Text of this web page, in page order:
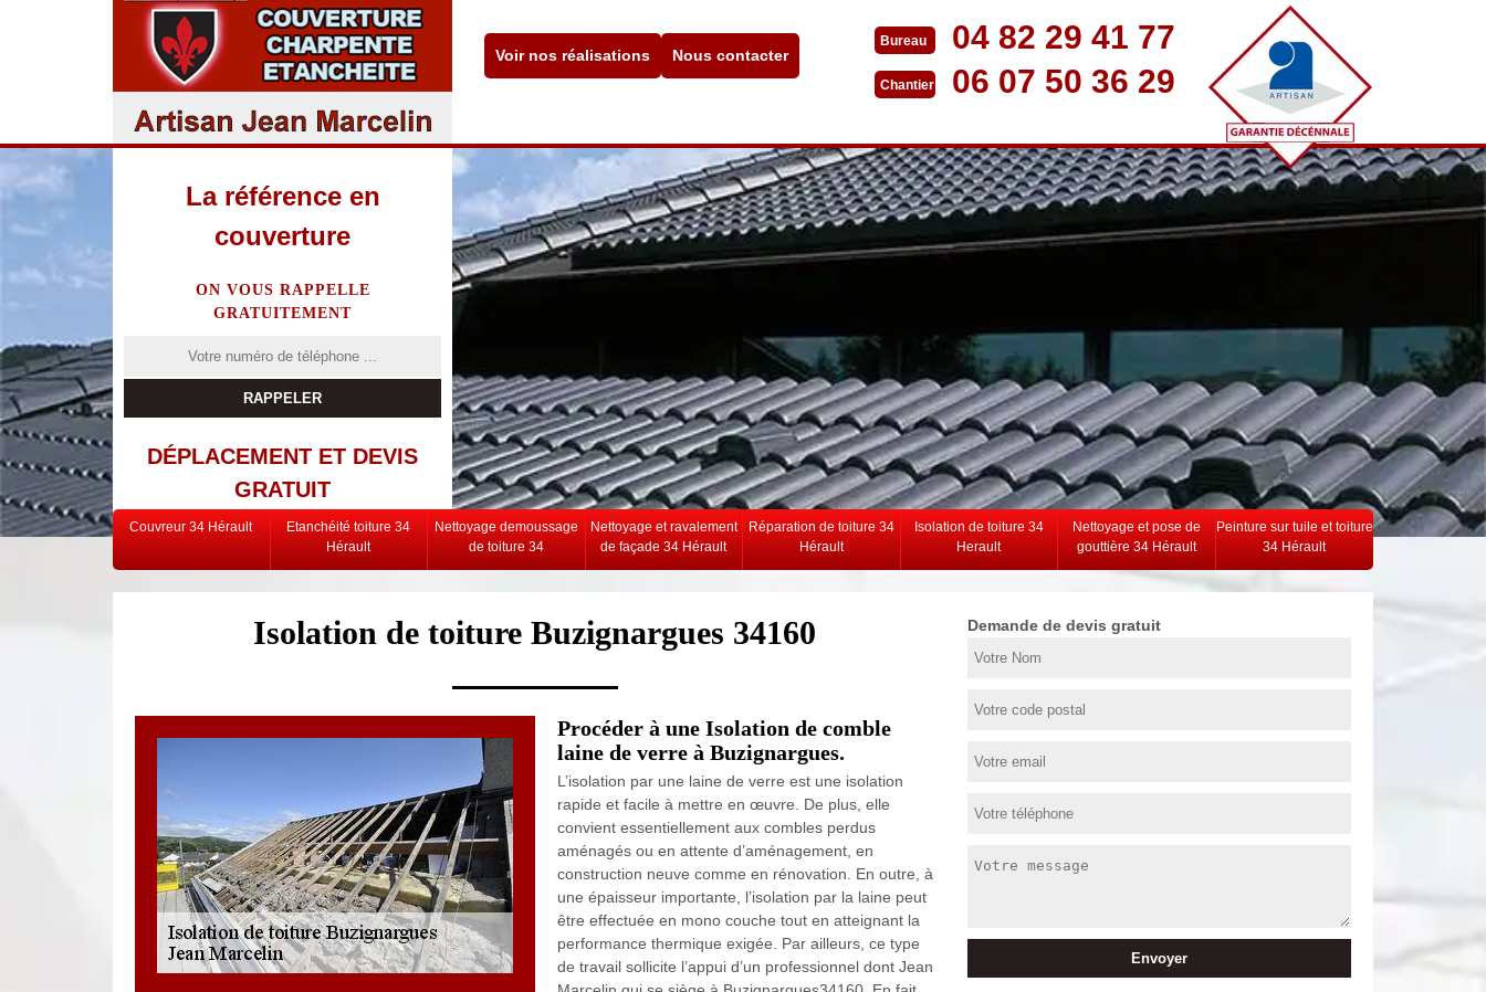
Voir nos réalisations Nous contacter
Bureau 04 82 29 41 77
Chantier 06 07 50 36 29
La référence en
couverture
ON VOUS RAPPELLE
GRATUITEMENT
DÉPLACEMENT ET DEVIS
GRATUIT
Couvreur 34 Hérault
Etanchéité toiture 34
Hérault
Nettoyage demoussage
de toiture 34
Nettoyage et ravalement
de façade 34 Hérault
Réparation de toiture 34
Hérault
Isolation de toiture 34
Herault
Nettoyage et pose de
gouttière 34 Hérault
Peinture sur tuile et toiture
34 Hérault
Isolation de toiture Buzignargues 34160
Procéder à une Isolation de comble
laine de verre à Buzignargues.
L’isolation par une laine de verre est une isolation
rapide et facile à mettre en œuvre. De plus, elle
convient essentiellement aux combles perdus
aménagés ou en attente d’aménagement, en
construction neuve comme en rénovation. En outre, à
une épaisseur importante, l’isolation par la laine peut
être effectuée en mono couche tout en atteignant la
performance thermique exigée. Par ailleurs, ce type
de travail sollicite l’appui d’un professionnel dont Jean
Demande de devis gratuit